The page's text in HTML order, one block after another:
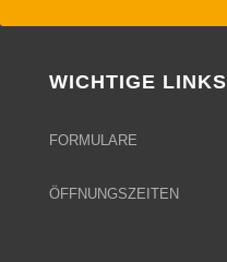
WICHTIGE LINKS
FORMULARE
ÖFFNUNGSZEITEN